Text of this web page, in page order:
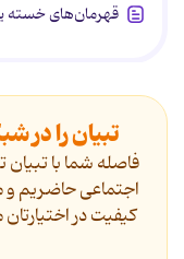
قهرمان‌های خسته
تبیان را در
فاصله شما با
اجتماعی حاضریم و
کیفیت در